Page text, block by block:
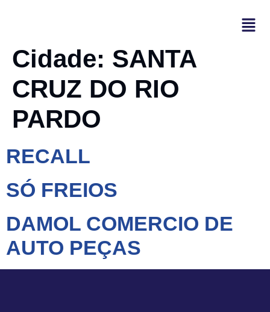
Cidade: SANTA
CRUZ DO RIO
PARDO
RECALL
SÓ FREIOS
DAMOL COMERCIO DE
AUTO PEÇAS